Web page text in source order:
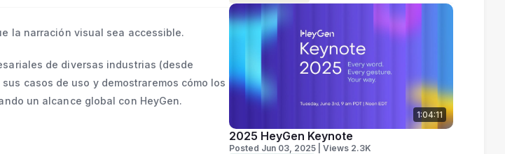
la narración visual sea accessible.
de diversas industrias (desde
casos de uso y demostraremos cómo los
un alcance global con HeyGen.
1:04:11
2025 HeyGen Keynote
Posted Jun 03, 2025 | Views 2.3K